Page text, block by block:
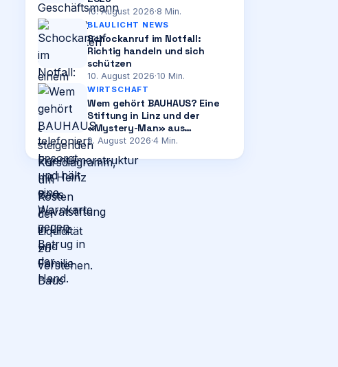
10. August 2026·8 Min.
BLAULICHT NEWS
Schockanruf im Notfall:
Richtig handeln und sich
schützen
10. August 2026·10 Min.
WIRTSCHAFT
Wem gehört BAUHAUS? Eine
Stiftung in Linz und der
«Mystery-Man» aus
Mannheim
9. August 2026·4 Min.